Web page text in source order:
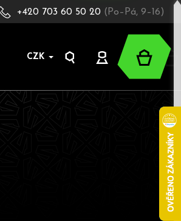
+420 703 60 50 20 (Po–Pá, 9–16)
CZK
Hledat
Přihlášení
košík